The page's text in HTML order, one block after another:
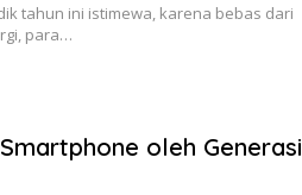
tahun ini istimewa, karena bebas dari
para…
oleh Generasi